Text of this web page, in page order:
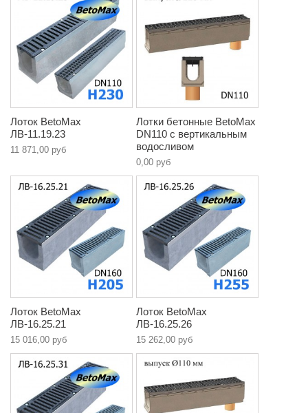
Лоток BetoMax
ЛВ-11.19.23
11 871,00 руб
Лотки бетонные BetoMax
DN110 с вертикальным
водосливом
0,00 руб
Лоток BetoMax
ЛВ-16.25.21
15 016,00 руб
Лоток BetoMax
ЛВ-16.25.26
15 262,00 руб